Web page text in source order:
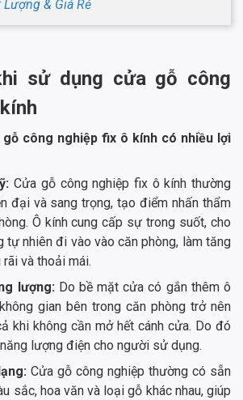
& Giá Rẻ
sử dụng cửa gỗ công
công nghiệp fix ô kính có nhiều lợi
Cửa gỗ công nghiệp fix ô kính thường
đại và sang trọng, tạo điểm nhấn thẩm
Ô kính cung cấp sự trong suốt, cho
tự nhiên đi vào vào căn phòng, làm tăng
và thoải mái.
lượng: Do bề mặt cửa có gắn thêm ô
gian bên trong căn phòng trở nên
khi không cần mở hết cánh cửa. Do đó
lượng điện cho người sử dụng.
Cửa gỗ công nghiệp thường có sẵn
sắc, hoa văn và loại gỗ khác nhau, giúp